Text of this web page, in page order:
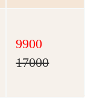
9900
17000